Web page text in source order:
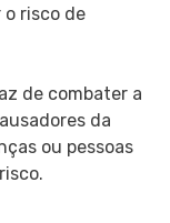
risco de
de combater a
da
ou pessoas